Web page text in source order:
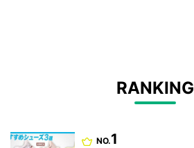
RANKING
NO.1